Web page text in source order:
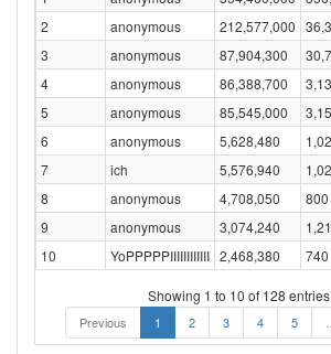
2
anonymous 212,577,000
3
anonymous 87,904,300
4
anonymous 86,388,700
5
anonymous 85,545,000
6
anonymous 5,628,480
7
ich 5,576,940
8
anonymous 4,708,050 800
9
anonymous 3,074,240
10
YoPPPPPIIIIIIIIIIII 2,468,380 740
Showing 1 to 10 of 128 entries
Previous 1 2 3 4 5